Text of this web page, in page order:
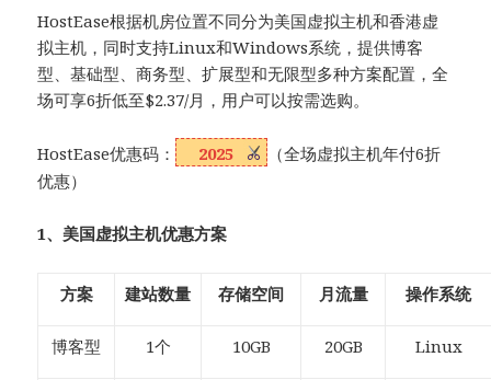
HostEase根据机房位置不同分为美国虚拟主机和香港虚
拟主机，同时支持Linux和Windows系统，提供博客
型、基础型、商务型、扩展型和无限型多种方案配置，全
场可享6折低至$2.37/月，用户可以按需选购。
HostEase优惠码： 2025
（全场虚拟主机年付6折
优惠）
1、美国虚拟主机优惠方案
方案 建站数量 存储空间 月流量 操作系统
博客型 1个 10GB 20GB Linux